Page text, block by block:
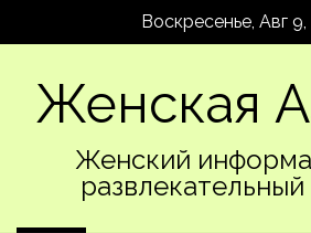
Воскресенье, Авг
Женская
Женский